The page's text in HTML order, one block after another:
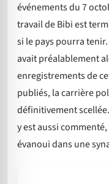
événements du 7
travail de Bibi est
si le pays pourra
avait préalablement
enregistrements de
publiés, la carrière
définitivement
y est aussi
évanoui dans une